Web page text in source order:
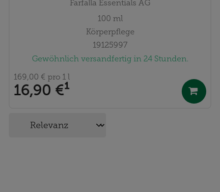
Farfalla Essentials AG
100 ml
Körperpflege
19125997
Gewöhnlich versandfertig in 24 Stunden.
16,90 €¹
169,00 € pro 1 l